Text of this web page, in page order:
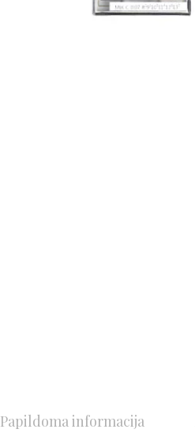
Papildoma informacija